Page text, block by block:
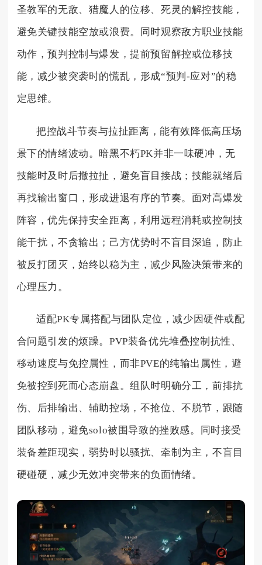
圣教军的无敌、猎魔人的位移、死灵的解控技能，
避免关键技能空放或浪费。同时观察敌方职业技能
动作，预判控制与爆发，提前预留解控或位移技
能，减少被突袭时的慌乱，形成“预判-应对”的稳
定思维。
把控战斗节奏与拉扯距离，能有效降低高压场
景下的情绪波动。暗黑不朽PK并非一味硬冲，无
技能时及时后撤拉扯，避免盲目接战；技能就绪后
再找输出窗口，形成进退有序的节奏。面对高爆发
阵容，优先保持安全距离，利用远程消耗或控制技
能干扰，不贪输出；己方优势时不盲目深追，防止
被反打团灭，始终以稳为主，减少风险决策带来的
心理压力。
适配PK专属搭配与团队定位，减少因硬件或配
合问题引发的烦躁。PVP装备优先堆叠控制抗性、
移动速度与免控属性，而非PVE的纯输出属性，避
免被控到死而心态崩盘。组队时明确分工，前排抗
伤、后排输出、辅助控场，不抢位、不脱节，跟随
团队移动，避免solo被围导致的挫败感。同时接受
装备差距现实，弱势时以骚扰、牵制为主，不盲目
硬碰硬，减少无效冲突带来的负面情绪。